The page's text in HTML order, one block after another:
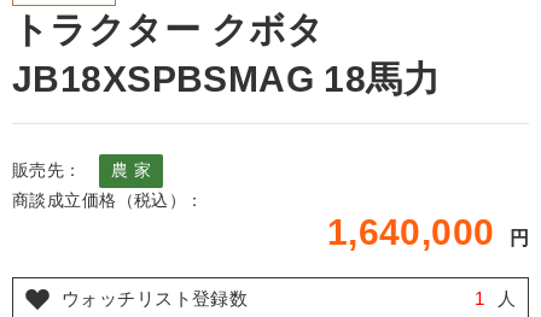
トラクター クボタ
JB18XSPBSMAG 18馬力
販売先：
農 家
商談成立価格（税込）：
1,640,000 円
ウォッチリスト登録数 1 人